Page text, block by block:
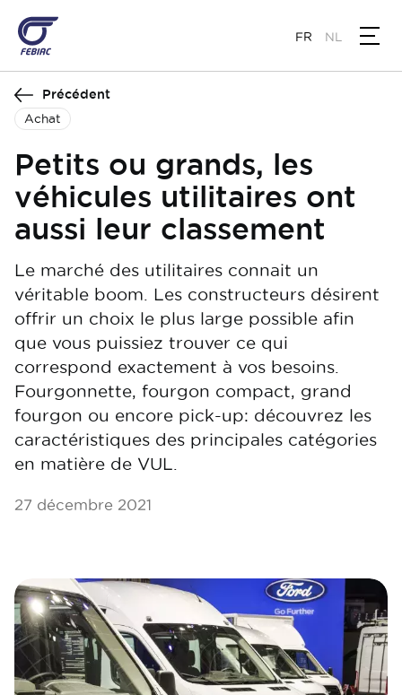
contenu
principal
FR NL
Précédent
Achat
Petits ou grands, les
véhicules utilitaires ont
aussi leur classement
Le marché des utilitaires connait un
véritable boom. Les constructeurs désirent
offrir un choix le plus large possible afin
que vous puissiez trouver ce qui
correspond exactement à vos besoins.
Fourgonnette, fourgon compact, grand
fourgon ou encore pick-up: découvrez les
caractéristiques des principales catégories
en matière de VUL.
27 décembre 2021